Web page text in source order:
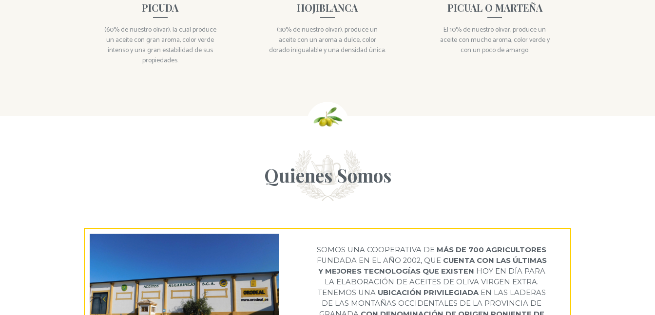
PICUDA
(60% de nuestro olivar), la cual produce
un aceite con gran aroma, color verde
intenso y una gran estabilidad de sus
propiedades.
HOJIBLANCA
(30% de nuestro olivar), produce un
aceite con un aroma a dulce, color
dorado inigualable y una densidad única.
PICUAL O MARTEÑA
El 10% de nuestro olivar, produce un
aceite con mucho aroma, color verde y
con un poco de amargo.
Quienes Somos
SOMOS UNA COOPERATIVA DE MÁS DE 700 AGRICULTORES
FUNDADA EN EL AÑO 2002, QUE CUENTA CON LAS ÚLTIMAS
Y MEJORES TECNOLOGÍAS QUE EXISTEN HOY EN DÍA PARA
LA ELABORACIÓN DE ACEITES DE OLIVA VIRGEN EXTRA.
TENEMOS UNA UBICACIÓN PRIVILEGIADAEN LAS LADERAS
DE LAS MONTAÑAS OCCIDENTALES DE LA PROVINCIA DE